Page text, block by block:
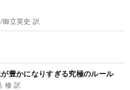
立英史 訳
豊かになりすぎる究極のルール
修 訳